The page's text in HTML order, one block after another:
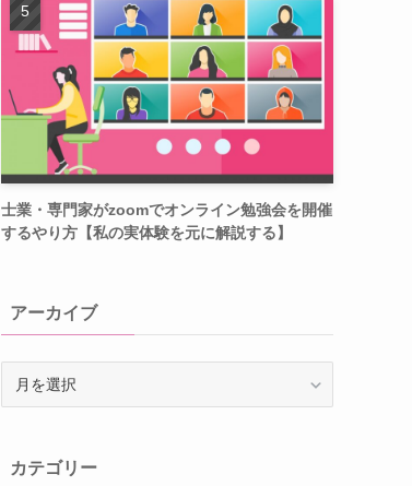
士業・専門家がzoomでオンライン勉強会を開催
するやり方【私の実体験を元に解説する】
アーカイブ
ブカテゴリー